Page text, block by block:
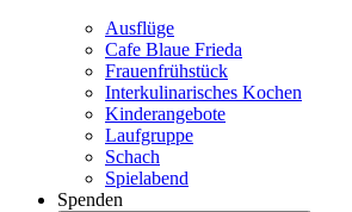
Ausflüge
Cafe Blaue Frieda
Frauenfrühstück
Interkulinarisches Kochen
Kinderangebote
Laufgruppe
Schach
Spielabend
Spenden